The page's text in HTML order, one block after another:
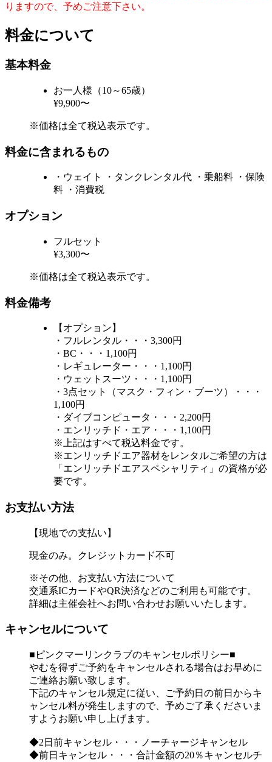
りますので、予めご注意下さい。
料金について
基本料金
お一人様（10～65歳）
¥9,900〜
※価格は全て税込表示です。
料金に含まれるもの
・ウェイト ・タンクレンタル代 ・乗船料 ・保険
料 ・消費税
オプション
フルセット
¥3,300〜
※価格は全て税込表示です。
料金備考
【オプション】
・フルレンタル・・・3,300円
・BC・・・1,100円
・レギュレーター・・・1,100円
・ウェットスーツ・・・1,100円
・3点セット（マスク・フィン・ブーツ）・・・
1,100円
・ダイブコンピュータ・・・2,200円
・エンリッチド・エア・・・1,100円
※上記はすべて税込料金です。
※エンリッチドエア器材をレンタルご希望の方は
「エンリッチドエアスペシャリティ」の資格が必
要です。
お支払い方法
【現地での支払い】
現金のみ。クレジットカード不可
※その他、お支払い方法について
交通系ICカードやQR決済などのご利用も可能です。
詳細は主催会社へお問い合わせお願いいたします。
キャンセルについて
■ピンクマーリンクラブのキャンセルポリシー■
やむを得ずご予約をキャンセルされる場合はお早めに
ご連絡お願い致します。
下記のキャンセル規定に従い、ご予約日の前日からキ
ャンセル料が発生しますので、予めご了承くださいま
すようお願い申し上げます。
◆2日前キャンセル・・・ノーチャージキャンセル
◆前日キャンセル・・・合計金額の20％キャンセルチ